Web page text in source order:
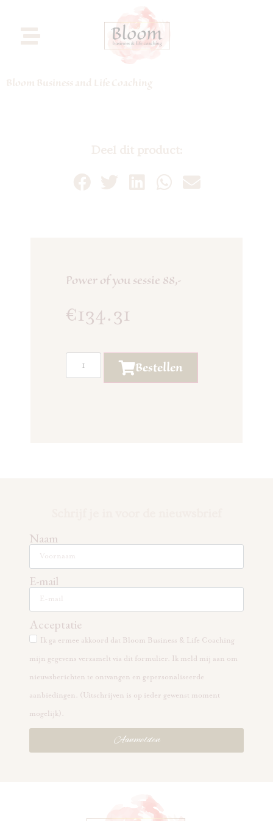
Bloom Business and Life Coaching
Deel dit product:
Power of you sessie 88,-
€134.31
Bestellen
Naam
E-mail
Acceptatie
Ik ga ermee akkoord dat Bloom Business & Life Coaching
mijn gegevens verzamelt via dit formulier. Ik meld mij aan om
nieuwsberichten te ontvangen en gepersonaliseerde
aanbiedingen. (Uitschrijven is op ieder gewenst moment
mogelijk).
Aanmelden